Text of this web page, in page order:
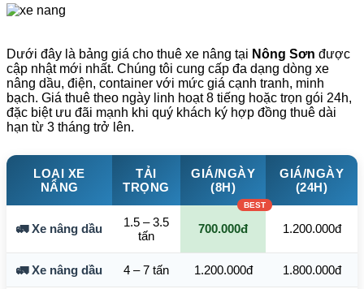
Dưới đây là bảng giá cho thuê xe nâng tại Nông Sơn được
cập nhật mới nhất. Chúng tôi cung cấp đa dạng dòng xe
nâng dầu, điện, container với mức giá cạnh tranh, minh
bạch. Giá thuê theo ngày linh hoạt 8 tiếng hoặc trọn gói 24h,
đặc biệt ưu đãi mạnh khi quý khách ký hợp đồng thuê dài
hạn từ 3 tháng trở lên.
LOẠI XE
NÂNG
TẢI
TRỌNG
GIÁ/NGÀY
(8H)
GIÁ/NGÀY
(24H)
🚛 Xe nâng dầu
1.5 – 3.5
tấn
700.000đ 1.200.000đ
🚛 Xe nâng dầu 4 – 7 tấn 1.200.000đ 1.800.000đ